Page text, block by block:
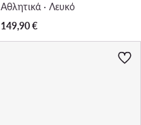
Αθλητικά · Λευκό
149,90€